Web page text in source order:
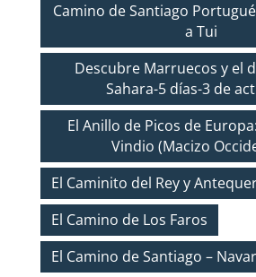
Camino de Santiago
a Tui
Descubre Marruecos y el
Sahara-5 días-3 de
El Anillo de Picos de
Vindio (Macizo
El Caminito del Rey y
El Camino de Los Faros
El Camino de Santiago –